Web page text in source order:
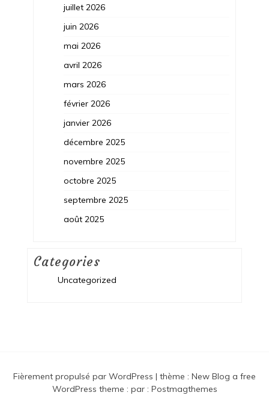
juillet 2026
juin 2026
mai 2026
avril 2026
mars 2026
février 2026
janvier 2026
décembre 2025
novembre 2025
octobre 2025
septembre 2025
août 2025
Categories
Uncategorized
Fièrement propulsé par WordPress | thème : New Blog a free
WordPress theme : par : Postmagthemes